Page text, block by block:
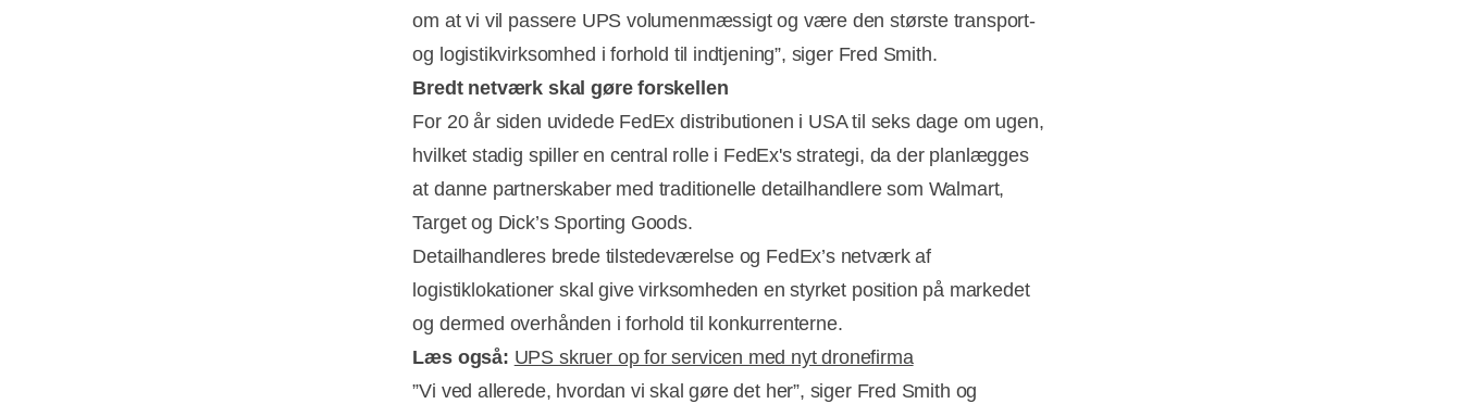
om at vi vil passere UPS volumenmæssigt og være den største transport-
og logistikvirksomhed i forhold til indtjening”, siger Fred Smith.
Bredt netværk skal gøre forskellen
For 20 år siden uvidede FedEx distributionen i USA til seks dage om ugen,
hvilket stadig spiller en central rolle i FedEx's strategi, da der planlægges
at danne partnerskaber med traditionelle detailhandlere som Walmart,
Target og Dick’s Sporting Goods.
Detailhandleres brede tilstedeværelse og FedEx’s netværk af
logistiklokationer skal give virksomheden en styrket position på markedet
og dermed overhånden i forhold til konkurrenterne.
Læs også: UPS skruer op for servicen med nyt dronefirma
”Vi ved allerede, hvordan vi skal gøre det her”, siger Fred Smith og